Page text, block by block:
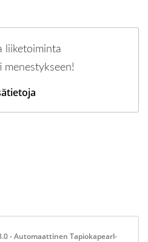
liiketoiminta
menestykseen!
- Automaattinen Tapiokapearl-